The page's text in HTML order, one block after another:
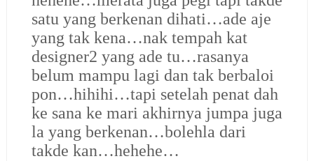
satu yang berkenan dihati…ade aje
yang tak kena…nak tempah kat
designer2 yang ade tu…rasanya
belum mampu lagi dan tak berbaloi
pon…hihihi…tapi setelah penat dah
ke sana ke mari akhirnya jumpa juga
la yang berkenan…bolehla dari
takde kan…hehehe…